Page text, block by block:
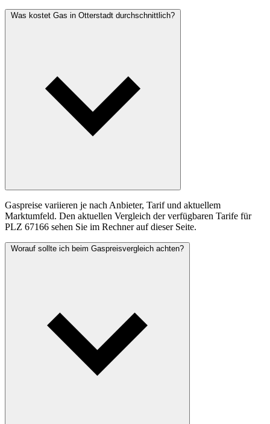
Was kostet Gas in Otterstadt durchschnittlich?
Gaspreise variieren je nach Anbieter, Tarif und aktuellem
Marktumfeld. Den aktuellen Vergleich der verfügbaren Tarife für
PLZ 67166 sehen Sie im Rechner auf dieser Seite.
Worauf sollte ich beim Gaspreisvergleich achten?